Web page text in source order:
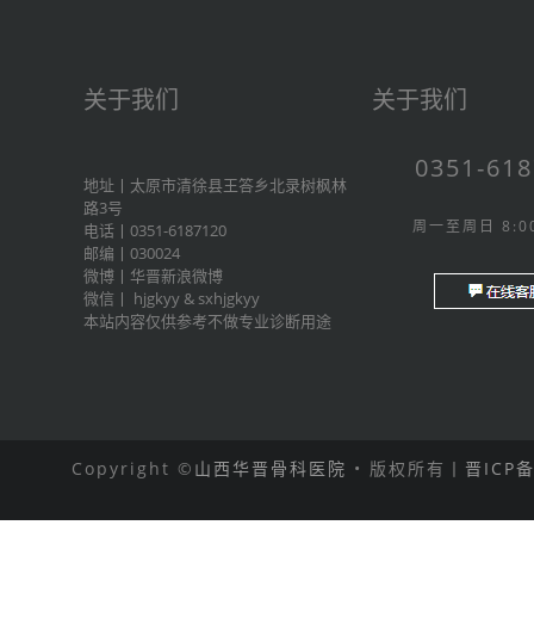
关于我们
地址丨太原市清徐县王答乡北录树枫林
路3号
电话丨0351-6187120
邮编丨030024
微博丨 华晋新浪微博
微信丨 hjgkyy & sxhjgkyy
本站内容仅供参考不做专业诊断用途
关于我们
0351-
周一至周日
Copyright © 山西华晋骨科医院 • 版权所有丨 晋ICP